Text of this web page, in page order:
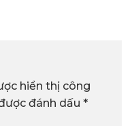
hiển thị công
đánh dấu *